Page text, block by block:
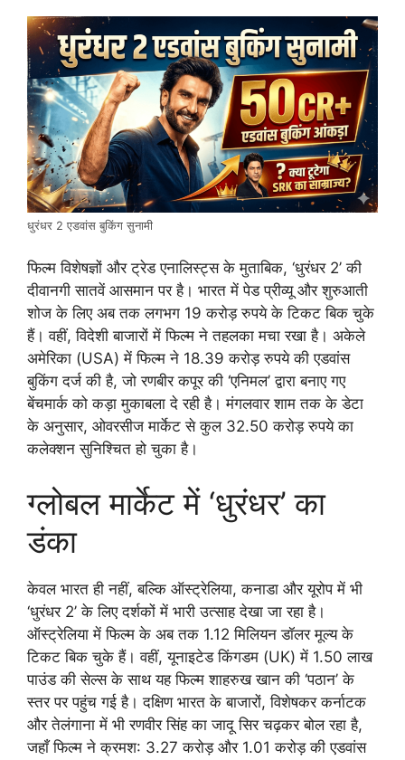
धुरंधर 2 एडवांस बुकिंग सुनामी
फिल्म विशेषज्ञों और ट्रेड एनालिस्ट्स के मुताबिक, ‘धुरंधर 2’ की
दीवानगी सातवें आसमान पर है। भारत में पेड प्रीव्यू और शुरुआती
शोज के लिए अब तक लगभग 19 करोड़ रुपये के टिकट बिक चुके
हैं। वहीं, विदेशी बाजारों में फिल्म ने तहलका मचा रखा है। अकेले
अमेरिका (USA) में फिल्म ने 18.39 करोड़ रुपये की एडवांस
बुकिंग दर्ज की है, जो रणबीर कपूर की ‘एनिमल’ द्वारा बनाए गए
बेंचमार्क को कड़ा मुकाबला दे रही है। मंगलवार शाम तक के डेटा
के अनुसार, ओवरसीज मार्केट से कुल 32.50 करोड़ रुपये का
कलेक्शन सुनिश्चित हो चुका है।
ग्लोबल मार्केट में ‘धुरंधर’ का
डंका
केवल भारत ही नहीं, बल्कि ऑस्ट्रेलिया, कनाडा और यूरोप में भी
‘धुरंधर 2’ के लिए दर्शकों में भारी उत्साह देखा जा रहा है।
ऑस्ट्रेलिया में फिल्म के अब तक 1.12 मिलियन डॉलर मूल्य के
टिकट बिक चुके हैं। वहीं, यूनाइटेड किंगडम (UK) में 1.50 लाख
पाउंड की सेल्स के साथ यह फिल्म शाहरुख खान की ‘पठान’ के
स्तर पर पहुंच गई है। दक्षिण भारत के बाजारों, विशेषकर कर्नाटक
और तेलंगाना में भी रणवीर सिंह का जादू सिर चढ़कर बोल रहा है,
जहाँ फिल्म ने क्रमश: 3.27 करोड़ और 1.01 करोड़ की एडवांस